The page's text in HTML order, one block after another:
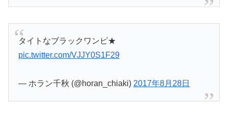
タイトなブラックワンピ★
pic.twitter.com/VJJY0S1F29
— ホラン千秋 (@horan_chiaki) 2017年8月28日